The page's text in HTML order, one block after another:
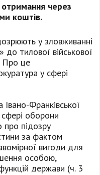
отримання через
коштів.
у зловживанні
тилової військової
Про це
у сфері
Франківської
сфері оборони
про підозру
за фактом
вигоди для
особою,
держави (ч. 3